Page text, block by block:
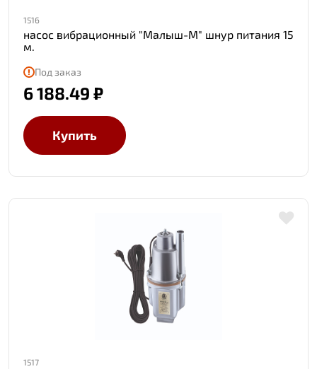
1516
насос вибрационный "Малыш-М" шнур питания 15
м.
Под заказ
6 188.49 ₽
Купить
1517